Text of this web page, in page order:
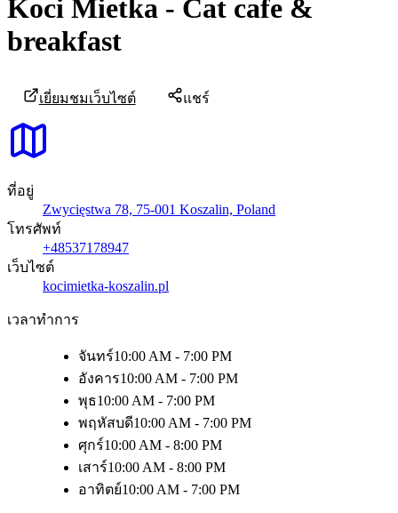
Koci Mietka - Cat cafe &
breakfast
เยี่ยมชมเว็บไซต์ แชร์
ที่อยู่
Zwycięstwa 78, 75-001 Koszalin, Poland
โทรศัพท์
+48537178947
เว็บไซต์
kocimietka-koszalin.pl
เวลาทำการ
จันทร์10:00 AM - 7:00 PM
อังคาร10:00 AM - 7:00 PM
พุธ10:00 AM - 7:00 PM
พฤหัสบดี10:00 AM - 7:00 PM
ศุกร์10:00 AM - 8:00 PM
เสาร์10:00 AM - 8:00 PM
อาทิตย์10:00 AM - 7:00 PM